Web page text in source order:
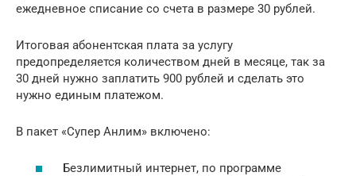
ежедневное списание со счета в размере 30 рублей.
Итоговая абонентская плата за услугу
предопределяется количеством дней в месяце, так за
30 дней нужно заплатить 900 рублей и сделать это
нужно единым платежом.
В пакет «Супер Анлим» включено:
Безлимитный интернет, по программе